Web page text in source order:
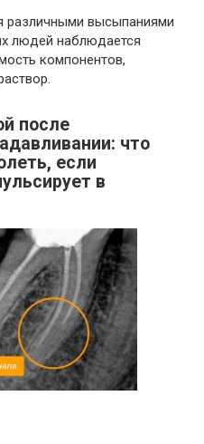
различными высыпаниями
людей наблюдается
компонентов,
после
что
если
в